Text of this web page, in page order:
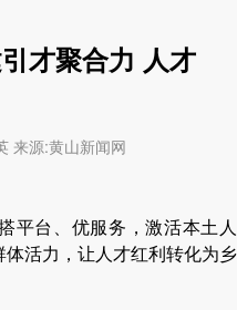
才聚合力 人才
来源:黄山新闻网
平台、优服务，激活本土人
活力，让人才红利转化为乡